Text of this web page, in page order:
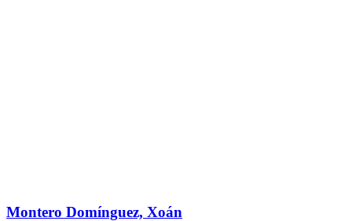
Montero Domínguez, Xoán